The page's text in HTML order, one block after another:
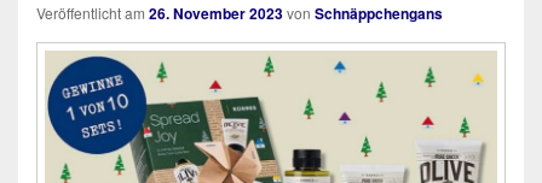
Veröffentlicht am 26. November 2023von Schnäppchengans